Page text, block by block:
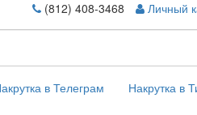
(812) 408-3468 Личный
в Телеграм Накрутка в